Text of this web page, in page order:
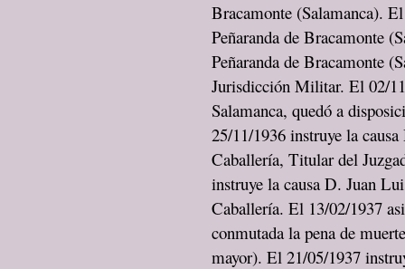
Bracamonte (Salamanca).
Peñaranda de Bracamonte
Peñaranda de Bracamonte
Jurisdicción Militar. El 02/
Salamanca, quedó a
25/11/1936 instruye la
Caballería, Titular del
instruye la causa D. Juan
Caballería. El 13/02/1937
conmutada la pena de
mayor). El 21/05/1937